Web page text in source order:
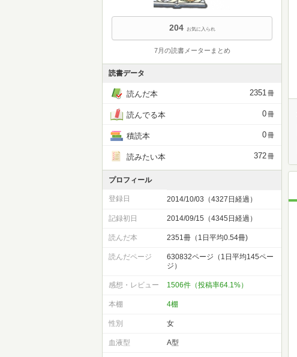
204 お気に入られ
7月の読書メーターまとめ
読書データ
読んだ本 2351冊
読んでる本 0冊
積読本 0冊
読みたい本 372冊
プロフィール
登録日 2014/10/03（4327日経過）
記録初日 2014/09/15（4345日経過）
読んだ本 2351冊（1日平均0.54冊)
読んだページ
630832ページ（1日平均145ペー
ジ）
感想・レビュー 1506件（投稿率64.1%）
本棚 4棚
性別 女
血液型 A型